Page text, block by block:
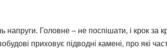
Головне – не поспішати, і крок за
приховує підводні камені, про які